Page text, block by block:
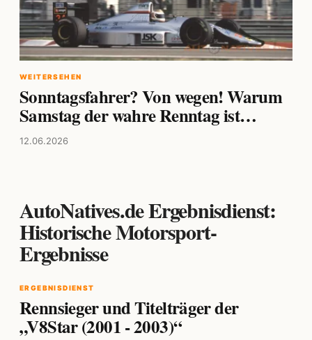
WEITERSEHEN
Sonntagsfahrer? Von wegen! Warum
Samstag der wahre Renntag ist…
12.06.2026
AutoNatives.de Ergebnisdienst:
Historische Motorsport-
Ergebnisse
ERGEBNISDIENST
Rennsieger und Titelträger der
„V8Star (2001 - 2003)“